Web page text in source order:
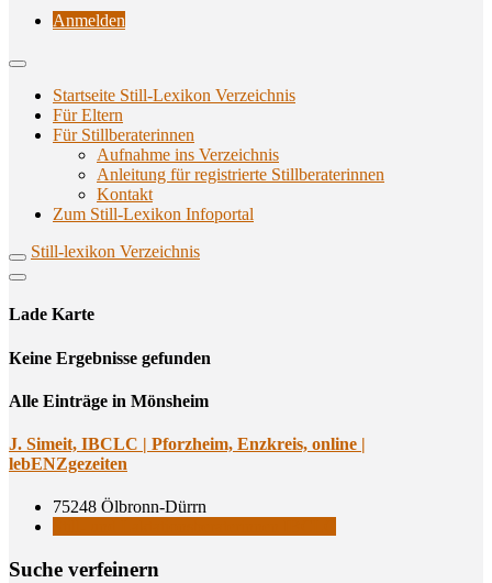
Anmelden
Startseite Still-Lexikon Verzeichnis
Für Eltern
Für Stillberaterinnen
Aufnahme ins Verzeichnis
Anlei­tung für regis­trier­te Stillberaterinnen
Kon­takt
Zum Still-Lexikon Infoportal
Still-lexikon Verzeichnis
Lade Karte
Кeine Ergebnisse gefunden
Alle Einträge in Mönsheim
J. Simeit, IBCLC | Pforz­heim, Enz­kreis, online |
lebENZgezeiten
75248 Ölbronn-Dürrn
Suche ver­fei­nern